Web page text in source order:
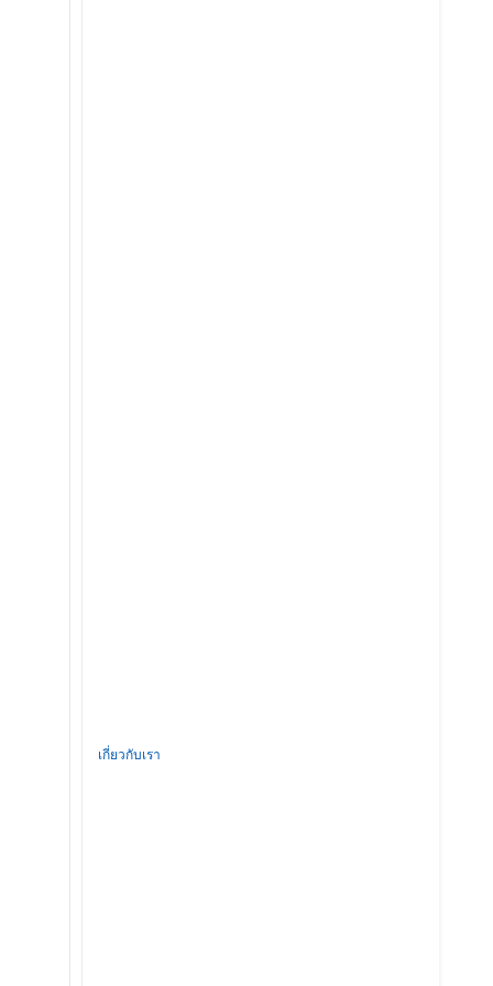
เกี่ยวกับเรา